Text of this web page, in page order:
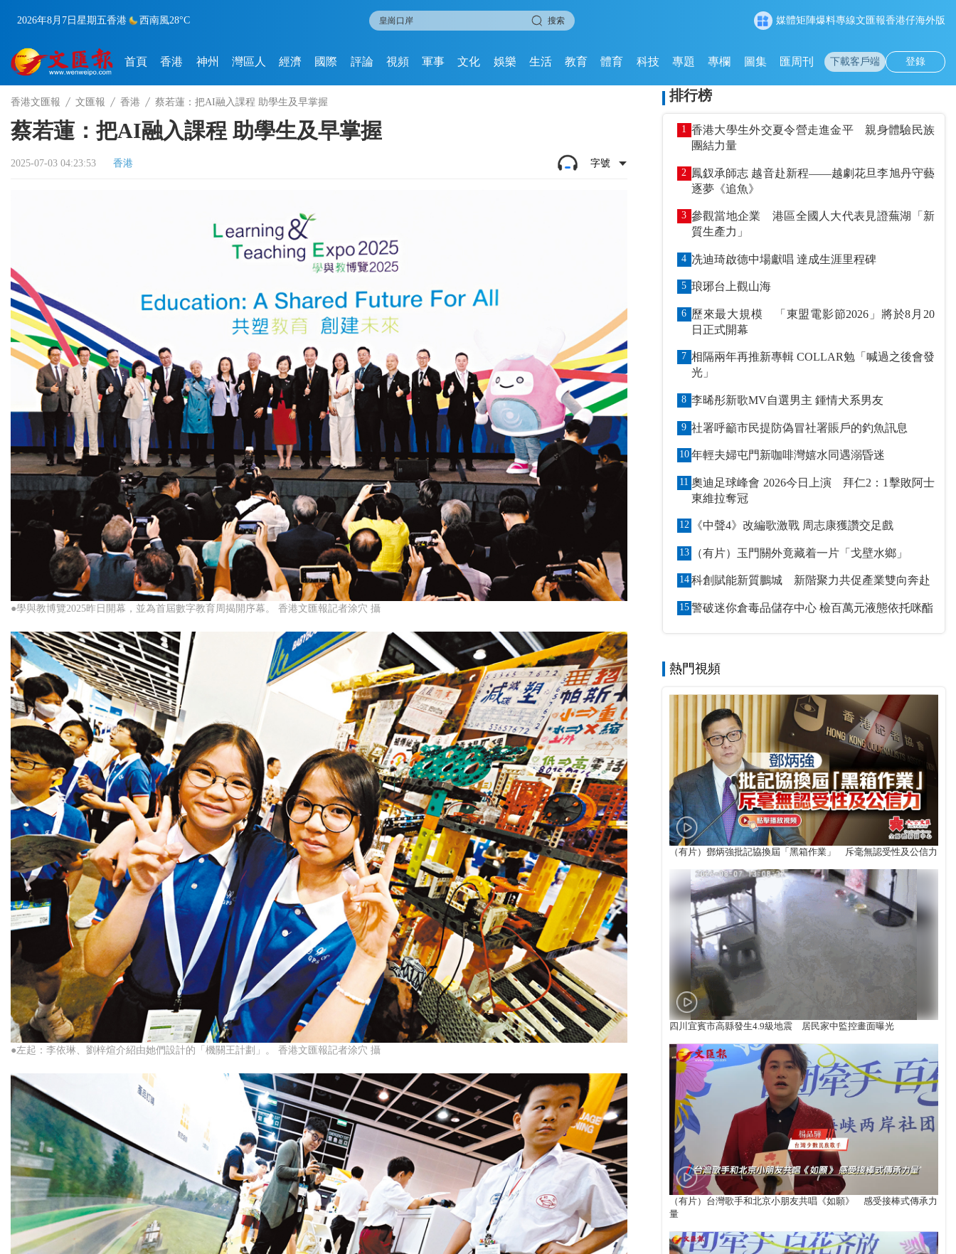
2026年8月7日 星期五香港 西南風28°C 搜索 媒體矩陣爆料專線文匯報香港仔海外版
首頁 香港 神州 灣區人 經濟 國際 評論 視頻 軍事 文化 娛樂 生活 教育 體育 科技 專題 專欄 圖集 匯周刊 下載客戶端 登錄
香港文匯報 文匯報 香港 蔡若蓮：把AI融入課程 助學生及早掌握
蔡若蓮：把AI融入課程 助學生及早掌握
2025-07-03 04:23:53 香港 字號
●學與教博覽2025昨日開幕，並為首屆數字教育周揭開序幕。 香港文匯報記者涂穴 攝
●左起：李依琳、劉梓煊介紹由她們設計的「機關王計劃」。 香港文匯報記者涂穴 攝
排行榜
1 香港大學生外交夏令營走進金平 親身體驗民族
團結力量
2 鳳釵承師志 越音赴新程——越劇花旦李旭丹守藝
逐夢《追魚》
3 參觀當地企業 港區全國人大代表見證蕪湖「新
質生產力」
4 冼迪琦啟德中場獻唱 達成生涯里程碑
5 琅琊台上觀山海
6 歷來最大規模 「東盟電影節2026」將於8月20
日正式開幕
7 相隔兩年再推新專輯 COLLAR勉「喊過之後會發
光」
8 李晞彤新歌MV自選男主 鍾情犬系男友
9 社署呼籲市民提防偽冒社署賬戶的釣魚訊息
10 年輕夫婦屯門新咖啡灣嬉水同遇溺昏迷
11 奧迪足球峰會 2026今日上演 拜仁2：1擊敗阿士
東維拉奪冠
12 《中聲4》改編歌激戰 周志康獲讚交足戲
13 （有片）玉門關外竟藏着一片「戈壁水鄉」
14 科創賦能新質鵬城 新階聚力共促產業雙向奔赴
15 警破迷你倉毒品儲存中心 檢百萬元液態依托咪酯
熱門視頻
（有片）鄧炳強批記協換屆「黑箱作業」 斥毫無認受性及公信力
四川宜賓市高縣發生4.9級地震 居民家中監控畫面曝光
（有片）台灣歌手和北京小朋友共唱《如願》 感受接棒式傳承力
量